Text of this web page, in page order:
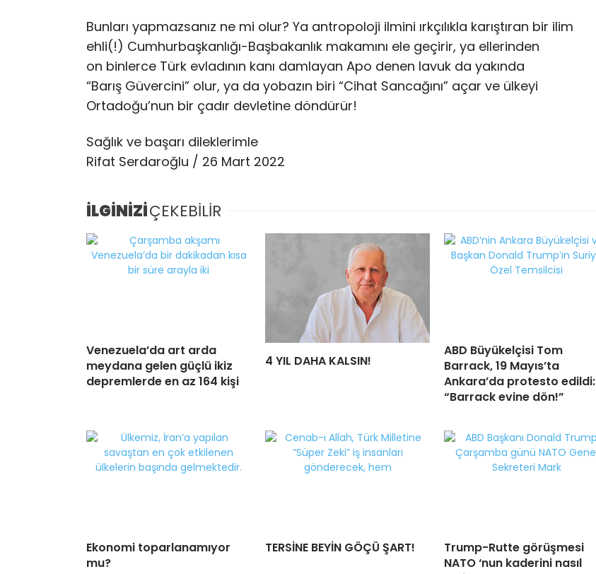
Bunları yapmazsanız ne mi olur? Ya antropoloji ilmini ırkçılıkla karıştıran bir ilim
ehli(!) Cumhurbaşkanlığı-Başbakanlık makamını ele geçirir, ya ellerinden
on binlerce Türk evladının kanı damlayan Apo denen lavuk da yakında
“Barış Güvercini” olur, ya da yobazın biri “Cihat Sancağını” açar ve ülkeyi
Ortadoğu’nun bir çadır devletine döndürür!
Sağlık ve başarı dileklerimle
Rifat Serdaroğlu / 26 Mart 2022
İLGİNİZİÇEKEBİLİR
Venezuela’da art arda
meydana gelen güçlü ikiz
depremlerde en az 164 kişi
4 YIL DAHA KALSIN!
ABD Büyükelçisi Tom
Barrack, 19 Mayıs’ta
Ankara’da protesto edildi:
“Barrack evine dön!”
Ekonomi toparlanamıyor
mu?
TERSİNE BEYİN GÖÇÜ ŞART!
Trump-Rutte görüşmesi
NATO ‘nun kaderini nasıl